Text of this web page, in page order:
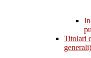
Titolari
generali)